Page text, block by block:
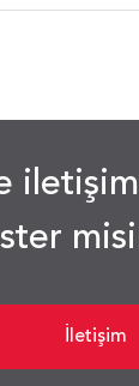
İletişim